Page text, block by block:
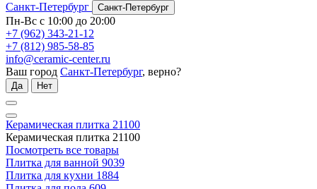
Санкт-Петербург
Санкт-Петербург
Пн-Вс с 10:00 до 20:00
+7 (962) 343-21-12
+7 (812) 985-58-85
info@ceramic-center.ru
Ваш город Санкт-Петербург, верно?
Да Нет
Керамическая плитка 21100
Керамическая плитка 21100
Посмотреть все товары
Плитка для ванной 9039
Плитка для кухни 1884